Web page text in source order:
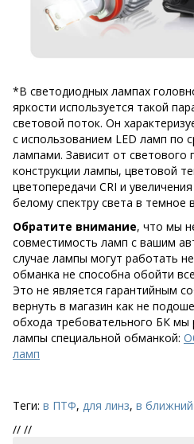
*В светодиодных лампах
яркости используется такой
световой поток. Он
с использованием LED ламп по
лампами. Зависит от светового
конструкции лампы, цветовой
цветопередачи CRI и
белому спектру света в темное
Обратите внимание, что мы
совместимость ламп с вашим
случае лампы могут работать
обманка не способна обойти
Это не является гарантийным
вернуть в магазин как не
обхода требовательного БК
лампы специальной обманкой:
ламп
Теги: в ПТФ, для линз, в
// //